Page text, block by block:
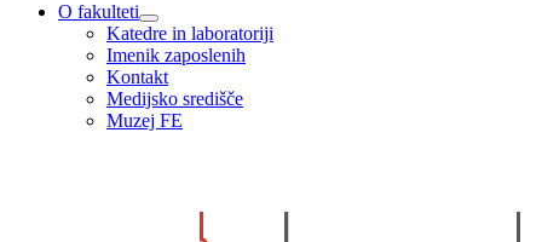
O fakulteti
Katedre in laboratoriji
Imenik zaposlenih
Kontakt
Medijsko središče
Muzej FE